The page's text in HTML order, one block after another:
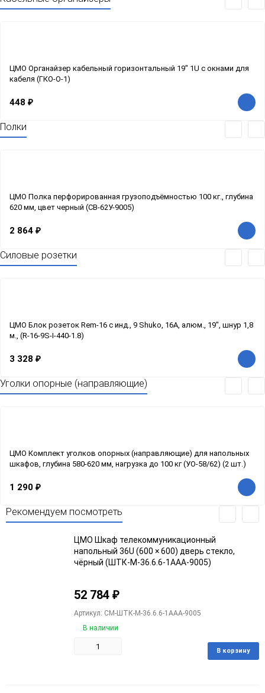
ЦМО Органайзер кабельный горизонтальный 19" 1U с окнами для
кабеля (ГКО-О-1)
448 ₽
Полки
ЦМО Полка перфорированная грузоподъёмностью 100 кг., глубина
620 мм, цвет черный (СВ-62У-9005)
2 864 ₽
Силовые розетки
ЦМО Блок розеток Rem-16 с инд., 9 Shuko, 16A, алюм., 19", шнур 1,8
м., (R-16-9S-I-440-1.8)
3 328 ₽
Уголки опорные (направляющие)
ЦМО Комплект уголков опорных (направляющие) для напольных
шкафов, глубина 580-620 мм, нагрузка до 100 кг (УО-58/62) (2 шт.)
1 290 ₽
Рекомендуем посмотреть
ЦМО Шкаф телекоммуникационный
напольный 36U (600 × 600) дверь стекло,
чёрный (ШТК-М-36.6.6-1ААА-9005)
52 784 ₽
Артикул: CM-ШТК-М-36.6.6-1ААА-9005
В наличии
В корзину